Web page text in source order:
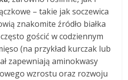
– takie jak soczewica
znakomite źródło białka
gościć w codziennym
(na przykład kurczak lub
zapewniają aminokwasy
wzrostu oraz rozwoju